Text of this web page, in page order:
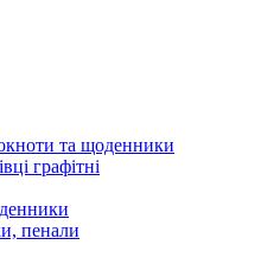
та щоденники
графітні
пенали